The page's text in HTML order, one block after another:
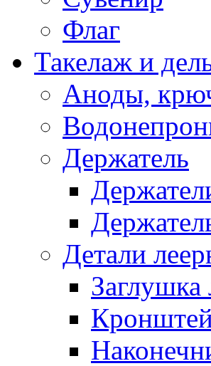
Флаг
Такелаж и
Аноды,
Держатель
Детали
Заглушка